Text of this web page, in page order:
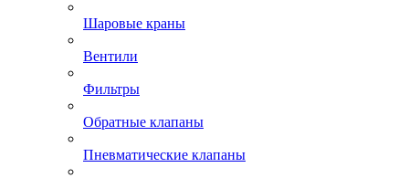
Шаровые краны
Вентили
Фильтры
Обратные клапаны
Пневматические клапаны